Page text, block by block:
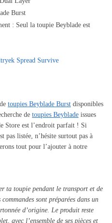
Burst
: Seul la toupie Beyblade est
Spread Survive
toupies Beyblade Burst disponibles
de toupies Beyblade issues
Store est l’endroit parfait ! Si
pas listée, n’hésite surtout pas à
tout pour l’ajouter à notre
ta toupie pendant le transport et de
sont préparées dans un
d’origine. Le produit reste
avec l’ensemble de ses pièces et